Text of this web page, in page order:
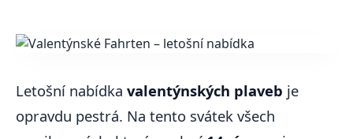
Letošní nabídka valentýnských plaveb je
opravdu pestrá. Na tento svátek všech